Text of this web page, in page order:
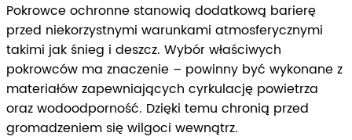
Pokrowce ochronne stanowią dodatkową barierę
przed niekorzystnymi warunkami atmosferycznymi
takimi jak śnieg i deszcz. Wybór właściwych
pokrowców ma znaczenie – powinny być wykonane z
materiałów zapewniających cyrkulację powietrza
oraz wodoodporność. Dzięki temu chronią przed
gromadzeniem się wilgoci wewnątrz.